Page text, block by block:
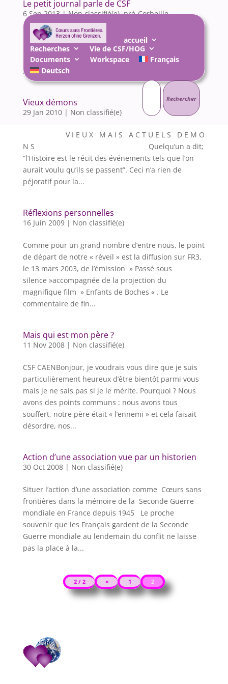
accueil
Recherches
Vie de CSF/HOG
Documents
Workspace
Français
Deutsch
Rechercher :
Le petit journal parle de CSF
6 Sep 2013|Non classifié(e),pré-Corbeille
Un article sur Coeurs Sans Frontières est paru sur
« lepetitjournal.com » journal des Français et
francophones à l’étranger. Cet article est paru dans
l’édition de Hamburg de ce journal. Lire...
Vieux démons
29 Jan 2010| Non classifié(e)
V I E U X M A I S A C T U E L S D E M O
N S Quelqu’un a dit;
“l’Histoire est le récit des événements tels que l’on
aurait voulu qu’ils se passent”. Ceci n’a rien de
péjoratif pour la...
Réflexions personnelles
16 Juin 2009| Non classifié(e)
Comme pour un grand nombre d’entre nous, le point
de départ de notre « réveil » est la diffusion sur FR3,
le 13 mars 2003, de l’émission » Passé sous
silence »accompagnée de la projection du
magnifique film » Enfants de Boches « . Le
commentaire de fin...
Mais qui est mon père ?
11 Nov 2008| Non classifié(e)
CSF CAENBonjour, je voudrais vous dire que je suis
particulièrement heureux d’être bientôt parmi vous
mais je ne sais pas si je le mérite. Pourquoi ? Nous
avons des points communs : nous avons tous
souffert, notre père était « l’ennemi » et cela faisait
désordre, nos...
Action d’une association vue par un historien
30 Oct 2008| Non classifié(e)
Situer l’action d’une association comme Cœurs sans
frontières dans la mémoire de la Seconde Guerre
mondiale en France depuis 1945 Le proche
souvenir que les Français gardent de la Seconde
Guerre mondiale au lendemain du conflit ne laisse
pas la place à la...
2 / 2 « 1 2